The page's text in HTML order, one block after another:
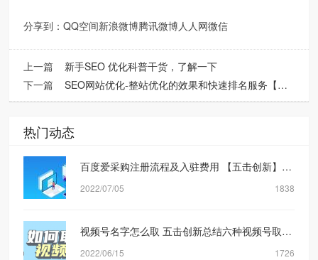
分享到：QQ空间新浪微博腾讯微博人人网微信
上一篇 新手SEO 优化科普干货，了解一下
下一篇SEO网站优化-整站优化的效果和快速排名服务【五击网络】
热门动态
百度爱采购注册流程及入驻费用 【五击创新】网络营销公司
2022/07/05 1838
视频号名字怎么取 五击创新总结六种视频号取名方式
2022/06/15 1726